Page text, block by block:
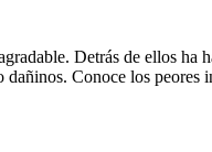
Detrás de ellos
Conoce los